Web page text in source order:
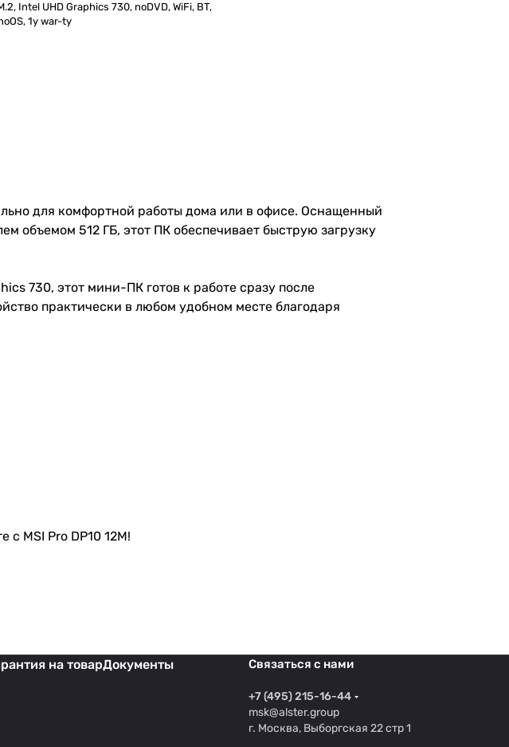
Intel UHD Graphics 730, noDVD, WiFi, BT,
1y war-ty
для комфортной работы дома или в офисе. Оснащенный
объемом 512 ГБ, этот ПК обеспечивает быструю загрузку
730, этот мини-ПК готов к работе сразу после
практически в любом удобном месте благодаря
MSI Pro DP10 12M!
на товарДокументы
Связаться с нами
+7 (495) 215-16-44
msk@alster.group
г. Москва, Выборгская 22 стр 1